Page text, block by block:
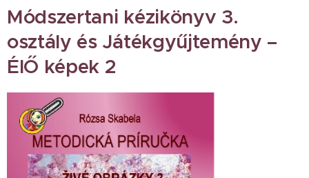
Módszertani kézikönyv 3.
osztály és Játékgyűjtemény –
ÉlŐ képek 2